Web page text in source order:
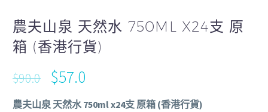
農夫山泉 天然水 750ML X24支 原
箱 (香港行貨)
$90.0 $57.0
農夫山泉 天然水 750ml x24支 原箱 (香港行貨)